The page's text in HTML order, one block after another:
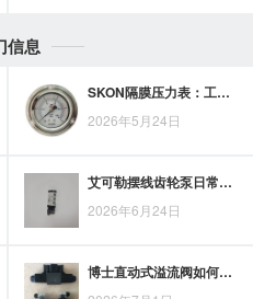
信息
SKON隔膜压力表：工艺精湛，保障系统安全无忧
2026年5月24日
艾可勒摆线齿轮泵日常保养要点，兼顾磨损控制与使用寿命管理
2026年6月24日
博士直动式溢流阀如何适配液压系统压力控制需求